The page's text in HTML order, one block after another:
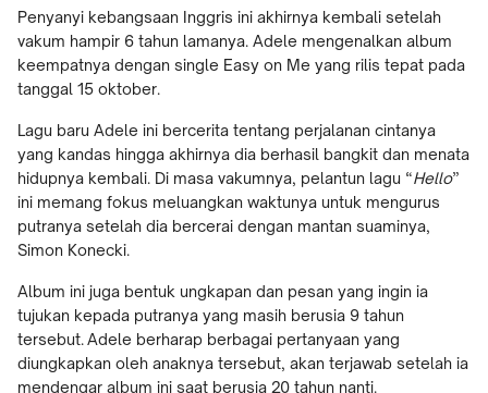
Penyanyi kebangsaan Inggris ini akhirnya kembali setelah
vakum hampir 6 tahun lamanya. Adele mengenalkan album
keempatnya dengan single Easy on Me yang rilis tepat pada
tanggal 15 oktober.
Lagu baru Adele ini bercerita tentang perjalanan cintanya
yang kandas hingga akhirnya dia berhasil bangkit dan menata
hidupnya kembali. Di masa vakumnya, pelantun lagu “Hello”
ini memang fokus meluangkan waktunya untuk mengurus
putranya setelah dia bercerai dengan mantan suaminya,
Simon Konecki.
Album ini juga bentuk ungkapan dan pesan yang ingin ia
tujukan kepada putranya yang masih berusia 9 tahun
tersebut. Adele berharap berbagai pertanyaan yang
diungkapkan oleh anaknya tersebut, akan terjawab setelah ia
mendengar album ini saat berusia 20 tahun nanti.